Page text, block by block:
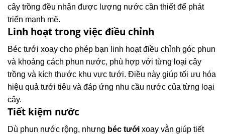
cây trồng đều nhận được lượng nước cần thiết để phát
triển mạnh mẽ.
Linh hoạt trong việc điều chỉnh
Béc tưới xoay cho phép bạn linh hoạt điều chỉnh góc phun
và khoảng cách phun nước, phù hợp với từng loại cây
trồng và kích thước khu vực tưới. Điều này giúp tối ưu hóa
hiệu quả tưới tiêu và đáp ứng nhu cầu nước của từng loại
cây.
Tiết kiệm nước
Dù phun nước rộng, nhưng béc tưới xoay vẫn giúp tiết